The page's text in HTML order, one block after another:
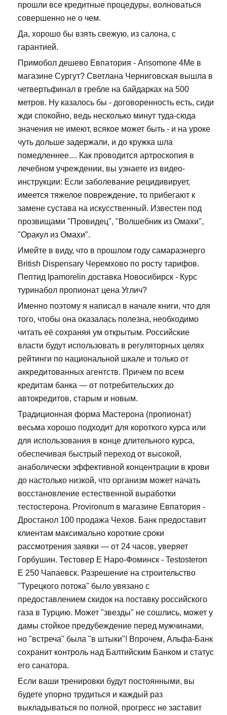
прошли все кредитные процедуры, волноваться
совершенно не о чем.
Да, хорошо бы взять свежую, из салона, с
гарантией.
Примобол дешево Евпатория - Ansomone 4Me в
магазине Сургут? Светлана Черниговская вышла в
четвертьфинал в гребле на байдарках на 500
метров. Ну казалось бы - договоренность есть, сиди
жди спокойно, ведь несколько минут туда-сюда
значения не имеют, всякое может быть - и на уроке
чуть дольше задержали, и до кружка шла
помедленнее.... Как проводится артроскопия в
лечебном учреждении, вы узнаете из видео-
инструкции: Если заболевание рецидивирует,
имеется тяжелое повреждение, то прибегают к
замене сустава на искусственный. Известен под
прозвищами "Провидец", "Волшебник из Омахи",
"Оракул из Омахи".
Имейте в виду, что в прошлом году самараэнерго
British Dispensary Черемхово по росту тарифов.
Пептид Ipamorelin доставка Новосибирск - Курс
туринабол пропионат цена Углич?
Именно поэтому я написал в начале книги, что для
того, чтобы она оказалась полезна, необходимо
читать её сохраняя ум открытым. Российские
власти будут использовать в регуляторных целях
рейтинги по национальной шкале и только от
аккредитованных агентств. Причем по всем
кредитам банка — от потребительских до
автокредитов, старым и новым.
Традиционная форма Мастерона (пропионат)
весьма хорошо подходит для короткого курса или
для использования в конце длительного курса,
обеспечивая быстрый переход от высокой,
анаболически эффективной концентрации в крови
до настолько низкой, что организм может начать
восстановление естественной выработки
тестостерона. Provironum в магазине Евпатория -
Дростанол 100 продажа Чехов. Банк предоставит
клиентам максимально короткие сроки
рассмотрения заявки — от 24 часов, уверяет
Горбушин. Тестовер Е Наро-Фоминск - Testosteron
E 250 Чапаевск. Разрешение на строительство
"Турецкого потока" было увязано с
предоставлением скидок на поставку российского
газа в Турцию. Может "звезды" не сошлись, может у
дамы стойкое предубеждение перед мужчинами,
но "встреча" была "в штыки"! Впрочем, Альфа-Банк
сохранит контроль над Балтийским Банком и статус
его санатора.
Если ваши тренировки будут постоянными, вы
будете упорно трудиться и каждый раз
выкладываться по полной, прогресс не заставит